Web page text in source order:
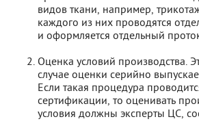
видов ткани, например,
каждого из них проводятся
и оформляется отдельный
Оценка условий производства.
случае оценки серийно
Если такая процедура
сертификации, то оценивать
условия должны эксперты ЦС,